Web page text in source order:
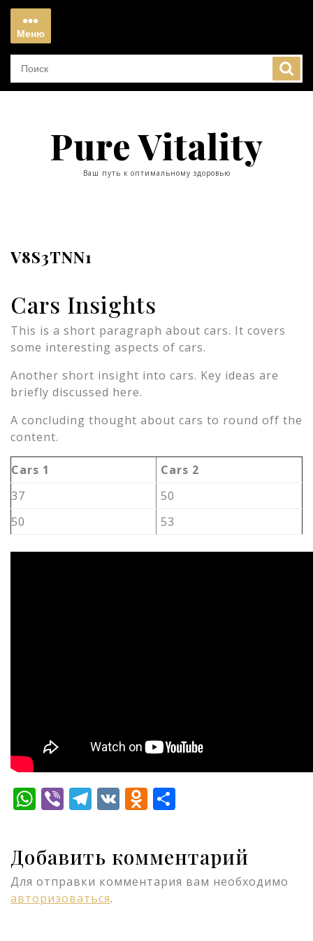
Перейти
содержимому
Меню
Меню
Pure Vitality
Ваш путь к оптимальному здоровью
V8S3TNN1
Cars Insights
This is a short paragraph about cars. It covers
some interesting aspects of cars.
Another short insight into cars. Key ideas are
briefly discussed here.
A concluding thought about cars to round off the
content.
Cars 1
Cars 2
37
50
50
53
WhatsApp
ViberTelegram
VKOdnoklassniki
Добавить комментарий
Для отправки комментария вам необходимо
авторизоваться.